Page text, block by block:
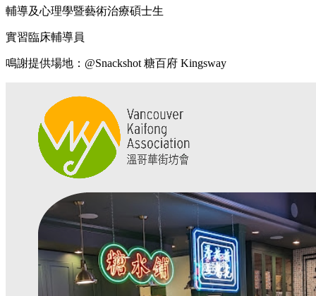
輔導及心理學暨藝術治療碩士生
實習臨床輔導員
鳴謝提供場地：@Snackshot 糖百府 Kingsway